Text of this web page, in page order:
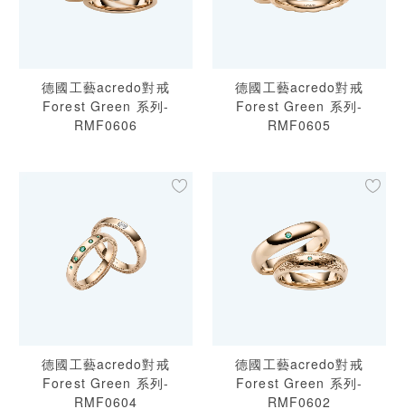
德國工藝acredo對戒
Forest Green 系列-
RMF0606
德國工藝acredo對戒
Forest Green 系列-
RMF0605
德國工藝acredo對戒
Forest Green 系列-
RMF0604
德國工藝acredo對戒
Forest Green 系列-
RMF0602